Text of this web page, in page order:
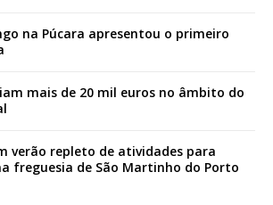
na Púcara apresentou o primeiro
mais de 20 mil euros no âmbito do
verão repleto de atividades para
freguesia de São Martinho do Porto